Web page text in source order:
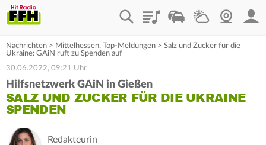
PlaylistStaupilotWetterWebcam
Nachrichten > Mittelhessen, Top-Meldungen > Salz und Zucker für die
Ukraine: GAiN ruft zu Spenden auf
30.06.2022, 09:21 Uhr
Hilfsnetzwerk GAiN in Gießen
SALZ UND ZUCKER FÜR DIE UKRAINE
SPENDEN
Redakteurin